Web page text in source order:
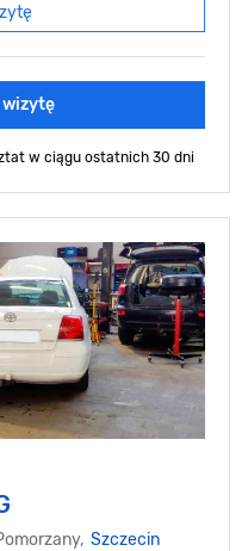
w ciągu ostatnich 30 dni
Szczecin